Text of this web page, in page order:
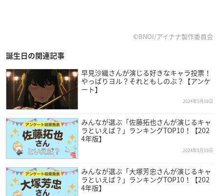
©BNOI/アイナナ製作委員会
誕生日の関連記事
早見沙織さんが演じる好きなキャラ投票！
やっぱりヨル？それともしのぶ？【アンケ
ート】
2024年5月19日
みんなが選ぶ「佐藤拓也さんが演じるキャ
ラといえば？」ランキングTOP10！【202
4年版】
2024年5月19日
みんなが選ぶ「大塚芳忠さんが演じるキャ
ラといえば？」ランキングTOP10！【202
4年版】